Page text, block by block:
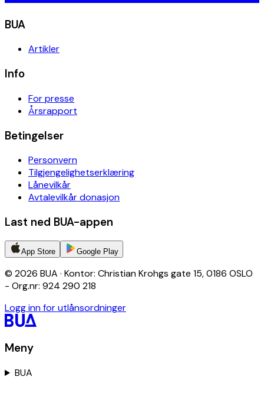
BUA
Artikler
Info
For presse
Årsrapport
Betingelser
Personvern
Tilgjengelighetserklæring
Lånevilkår
Avtalevilkår donasjon
Last ned BUA-appen
App Store Google Play
© 2026 BUA · Kontor: Christian Krohgs gate 15, 0186 OSLO
- Org.nr: 924 290 218
Logg inn for utlånsordninger
Meny
BUA